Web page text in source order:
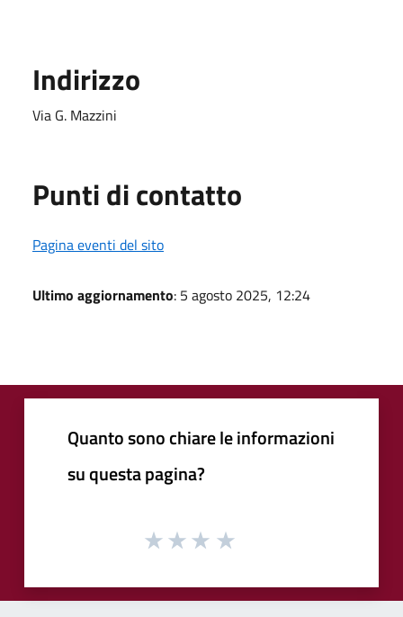
Indirizzo
Via G. Mazzini
Punti di contatto
Pagina eventi del sito
Ultimo aggiornamento: 5 agosto 2025, 12:24
Quanto sono chiare le informazioni
su questa pagina?